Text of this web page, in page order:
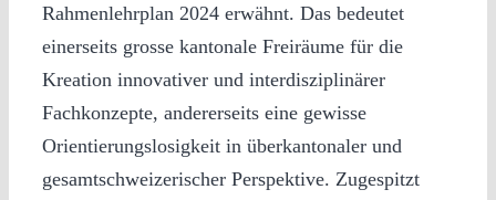
Rahmenlehrplan 2024 erwähnt. Das bedeutet
einerseits grosse kantonale Freiräume für die
Kreation innovativer und interdisziplinärer
Fachkonzepte, andererseits eine gewisse
Orientierungslosigkeit in überkantonaler und
gesamtschweizerischer Perspektive. Zugespitzt